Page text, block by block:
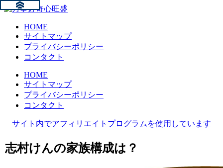
HOME
サイトマップ
プライバシーポリシー
コンタクト
HOME
サイトマップ
プライバシーポリシー
コンタクト
サイト内でアフィリエイトプログラムを使用しています
志村けんの家族構成は？